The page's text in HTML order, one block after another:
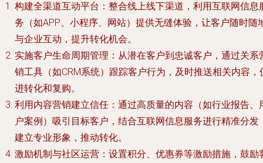
构建全渠道互动平台 ：整合线上线下渠道，利用互联网信息
务（如APP、小程序、网站）提供无缝体验，让客户随时随
与企业互动，提升转化机会。
实施客户生命周期管理 ：从潜在客户到忠诚客户，通过关系
销工具（如CRM系统）跟踪客户行为，及时推送相关内容，
进转化和复购。
利用内容营销建立信任 ：通过高质量的内容（如行业报告、
户案例）吸引目标客户，结合互联网信息服务进行精准分发
建立专业形象，推动转化。
激励机制与社区运营 ：设置积分、优惠券等激励措施，鼓励